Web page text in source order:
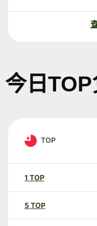
今日
TOP
1 TOP
5 TOP